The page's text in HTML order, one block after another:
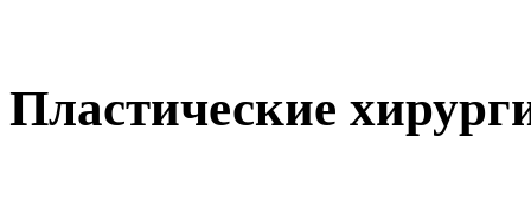
Пластические